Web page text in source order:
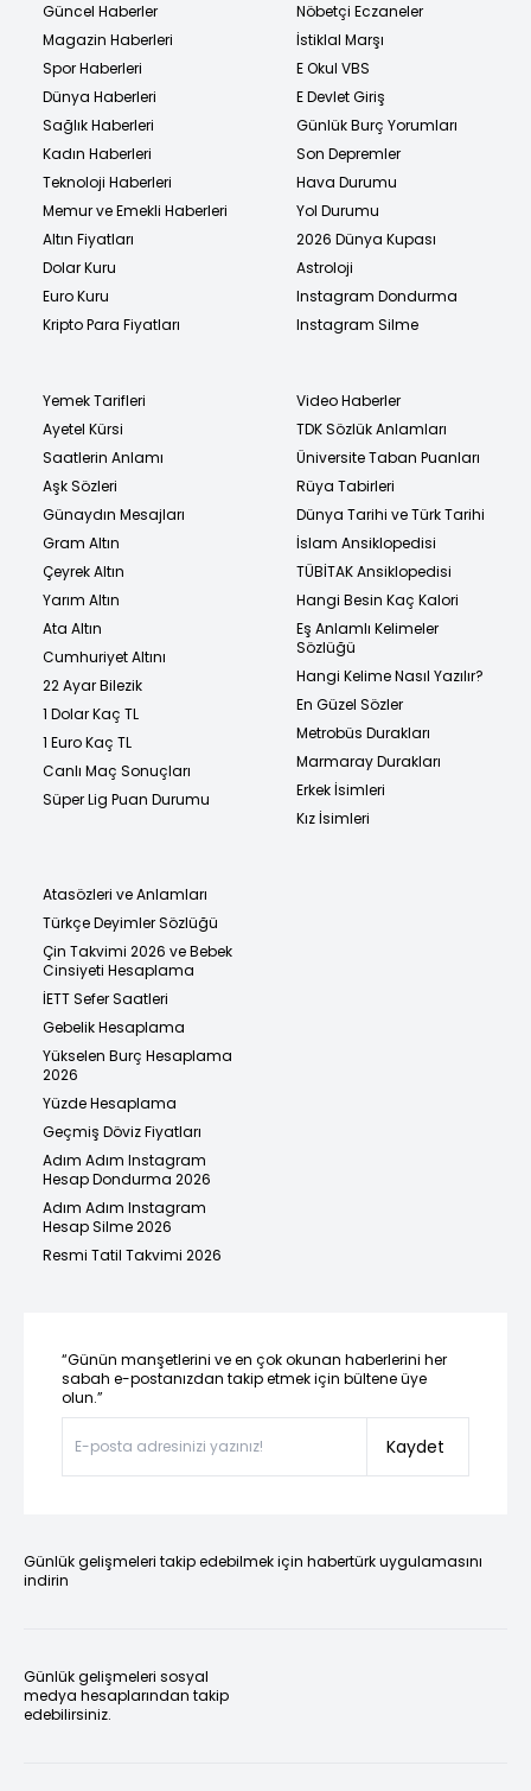
Güncel Haberler
Magazin Haberleri
Spor Haberleri
Dünya Haberleri
Sağlık Haberleri
Kadın Haberleri
Teknoloji Haberleri
Memur ve Emekli Haberleri
Altın Fiyatları
Dolar Kuru
Euro Kuru
Kripto Para Fiyatları
Nöbetçi Eczaneler
İstiklal Marşı
E Okul VBS
E Devlet Giriş
Günlük Burç Yorumları
Son Depremler
Hava Durumu
Yol Durumu
2026 Dünya Kupası
Astroloji
Instagram Dondurma
Instagram Silme
Yemek Tarifleri
Ayetel Kürsi
Saatlerin Anlamı
Aşk Sözleri
Günaydın Mesajları
Gram Altın
Çeyrek Altın
Yarım Altın
Ata Altın
Cumhuriyet Altını
22 Ayar Bilezik
1 Dolar Kaç TL
1 Euro Kaç TL
Canlı Maç Sonuçları
Süper Lig Puan Durumu
Video Haberler
TDK Sözlük Anlamları
Üniversite Taban Puanları
Rüya Tabirleri
Dünya Tarihi ve Türk Tarihi
İslam Ansiklopedisi
TÜBİTAK Ansiklopedisi
Hangi Besin Kaç Kalori
Eş Anlamlı Kelimeler
Sözlüğü
Hangi Kelime Nasıl Yazılır?
En Güzel Sözler
Metrobüs Durakları
Marmaray Durakları
Erkek İsimleri
Kız İsimleri
Atasözleri ve Anlamları
Türkçe Deyimler Sözlüğü
Çin Takvimi 2026 ve Bebek
Cinsiyeti Hesaplama
İETT Sefer Saatleri
Gebelik Hesaplama
Yükselen Burç Hesaplama
2026
Yüzde Hesaplama
Geçmiş Döviz Fiyatları
Adım Adım Instagram
Hesap Dondurma 2026
Adım Adım Instagram
Hesap Silme 2026
Resmi Tatil Takvimi 2026
“Günün manşetlerini ve en çok okunan haberlerini her
sabah e-postanızdan takip etmek için bültene üye
olun.”
Kaydet
Günlük gelişmeleri takip edebilmek için habertürk uygulamasını
indirin
Günlük gelişmeleri sosyal
medya hesaplarından takip
edebilirsiniz.